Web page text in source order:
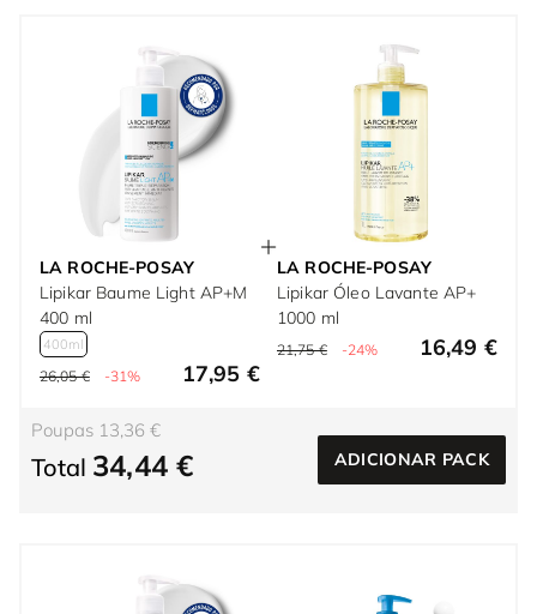
LA ROCHE-POSAY
Lipikar Baume Light AP+M
400 ml
400ml
26,05 € -31% 17,95 €
LA ROCHE-POSAY
Lipikar Óleo Lavante AP+
1000 ml
21,75 € -24% 16,49 €
Poupas 13,36 €
Total 34,44 € ADICIONAR PACK